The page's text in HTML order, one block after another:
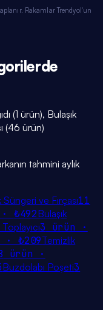
Rakamlar Trendyol'un
(1 ürün), Bulaşık
(46 ürün)
tahmini aylık
Süngeri ve Fırçası11
₺492Bulaşık
3 ürün ·
· ₺209Temizlik
ürün ·
Buzdolabı Poşeti3